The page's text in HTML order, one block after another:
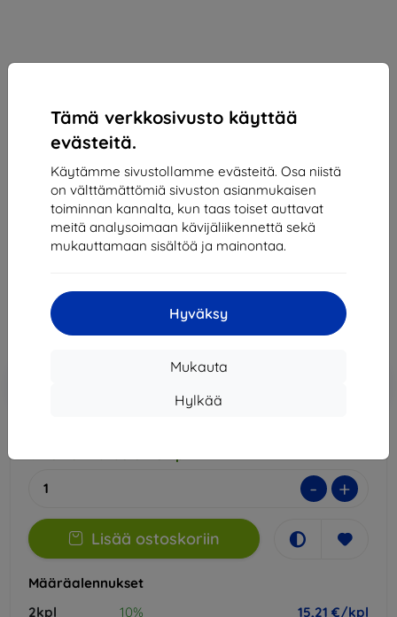
Tämä verkkosivusto käyttää
evästeitä.
Käytämme sivustollamme evästeitä. Osa niistä
on välttämättömiä sivuston asianmukaisen
toiminnan kannalta, kun taas toiset auttavat
meitä analysoimaan kävijäliikennettä sekä
mukauttamaan sisältöä ja mainontaa.
Hyväksy
Mukauta
Hylkää
3mk Silky Matt Privacy Protective film for Huawei
P20 Pro
Huawei P20 Pro
15,21 €
Hinta ilman ALV:tä
Alennus kupongilla
- +
Lisää ostoskoriin
Määräalennukset
2kpl
10% 15,21 €/kpl